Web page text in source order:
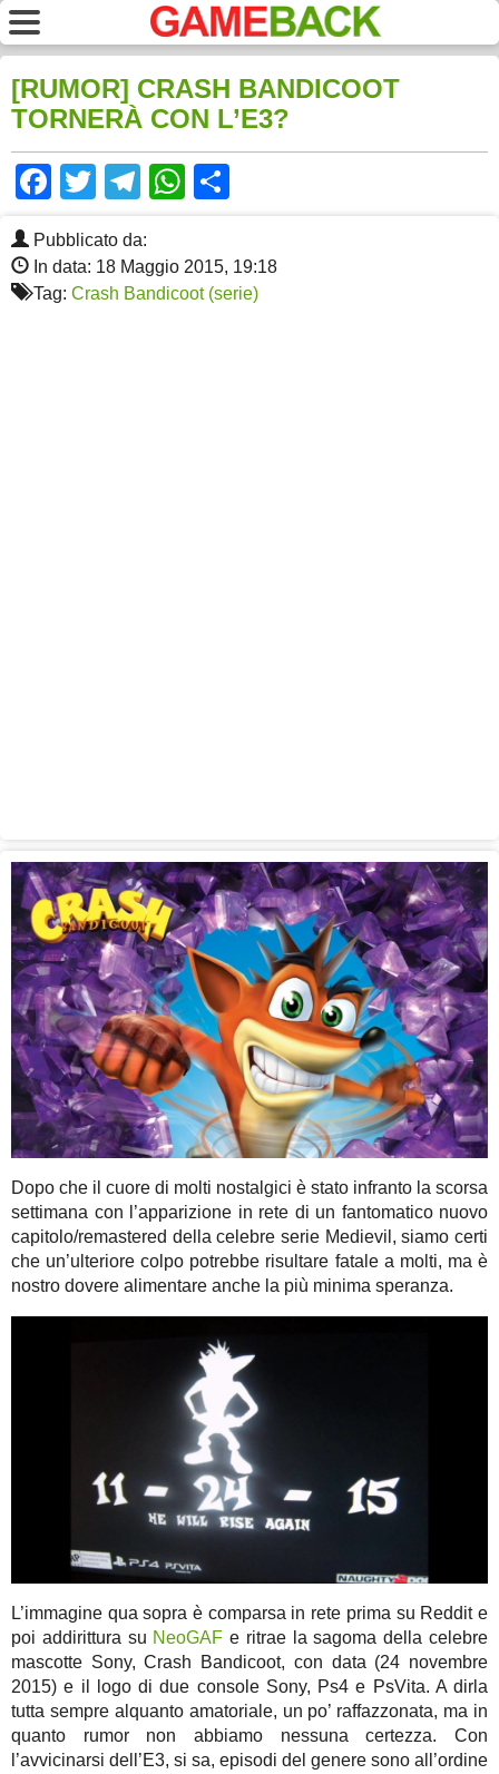
[RUMOR] CRASH BANDICOOT
TORNERÀ CON L’E3?
Facebook
TwitterTelegram
WhatsApp
Pubblicato da:
In data: 18 Maggio 2015, 19:18
Tag: Crash Bandicoot (serie)
Dopo che il cuore di molti nostalgici è stato infranto la scorsa
settimana con l’apparizione in rete di un fantomatico nuovo
capitolo/remastered della celebre serie Medievil, siamo certi
che un’ulteriore colpo potrebbe risultare fatale a molti, ma è
nostro dovere alimentare anche la più minima speranza.
L’immagine qua sopra è comparsa in rete prima su Reddit e
poi addirittura su NeoGAF e ritrae la sagoma della celebre
mascotte Sony, Crash Bandicoot, con data (24 novembre
2015) e il logo di due console Sony, Ps4 e PsVita. A dirla
tutta sempre alquanto amatoriale, un po’ raffazzonata, ma in
quanto rumor non abbiamo nessuna certezza. Con
l’avvicinarsi dell’E3, si sa, episodi del genere sono all’ordine